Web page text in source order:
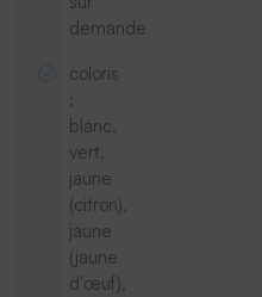
demande
coloris
:
blanc,
vert,
jaune
(citron),
jaune
(jaune
d'œuf),